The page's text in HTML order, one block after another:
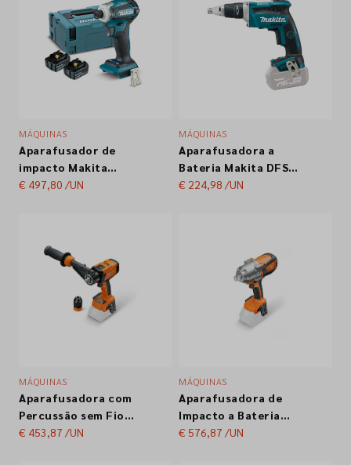
MÁQUINAS
Aparafusador de
impacto Makita
DTD172RTJ 18V
€ 497,80 /UN
MÁQUINAS
Aparafusadora a
Bateria Makita DFS
452Z 18V
€ 224,98 /UN
MÁQUINAS
Aparafusadora com
Percussão sem Fio
Fein ASCM 18-4 QMP
€ 453,87 /UN
MÁQUINAS
Aparafusadora de
Impacto a Bateria
Fein ASCD 18-1000
€ 576,87 /UN